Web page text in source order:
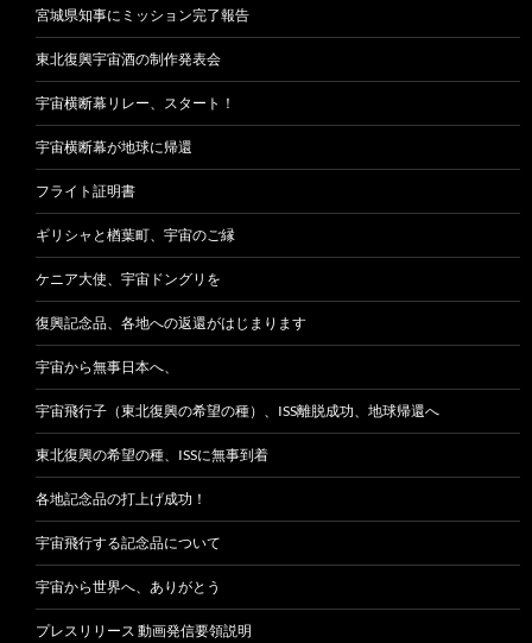
宮城県知事にミッション完了報告
東北復興宇宙酒の制作発表会
宇宙横断幕リレー、スタート！
宇宙横断幕が地球に帰還
フライト証明書
ギリシャと楢葉町、宇宙のご縁
ケニア大使、宇宙ドングリを
復興記念品、各地への返還がはじまります
宇宙から無事日本へ、
宇宙飛行子（東北復興の希望の種）、ISS離脱成功、地球帰還へ
東北復興の希望の種、ISSに無事到着
各地記念品の打上げ成功！
宇宙飛行する記念品について
宇宙から世界へ、ありがとう
プレスリリース 動画発信要領説明